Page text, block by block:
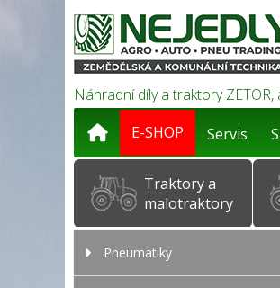
Náhradní díly a traktory
E-SHOP Servis
Traktory a
malotraktory
Pneumatiky